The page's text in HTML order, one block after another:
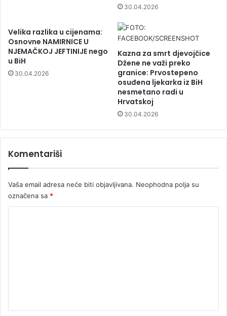
30.04.2026
Velika razlika u cijenama:
Osnovne NAMIRNICE U
NJEMAČKOJ JEFTINIJE nego
u BiH
30.04.2026
Kazna za smrt djevojčice
Džene ne važi preko
granice: Prvostepeno
osuđena ljekarka iz BiH
nesmetano radi u
Hrvatskoj
30.04.2026
Komentariši
Vaša email adresa neće biti objavljivana. Neophodna polja su
označena sa *